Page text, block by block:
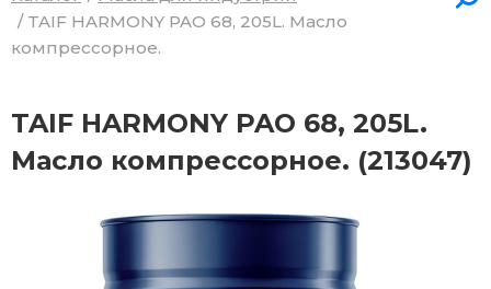
/ TAIF HARMONY PAO 68, 205L. Масло
компрессорное.
TAIF HARMONY PAO 68, 205L.
Масло компрессорное. (213047)